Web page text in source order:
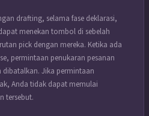
drafting, selama fase deklarasi,
menekan tombol di sebelah
pick dengan mereka. Ketika ada
permintaan penukaran pesanan
dibatalkan. Jika permintaan
Anda tidak dapat memulai
tersebut.